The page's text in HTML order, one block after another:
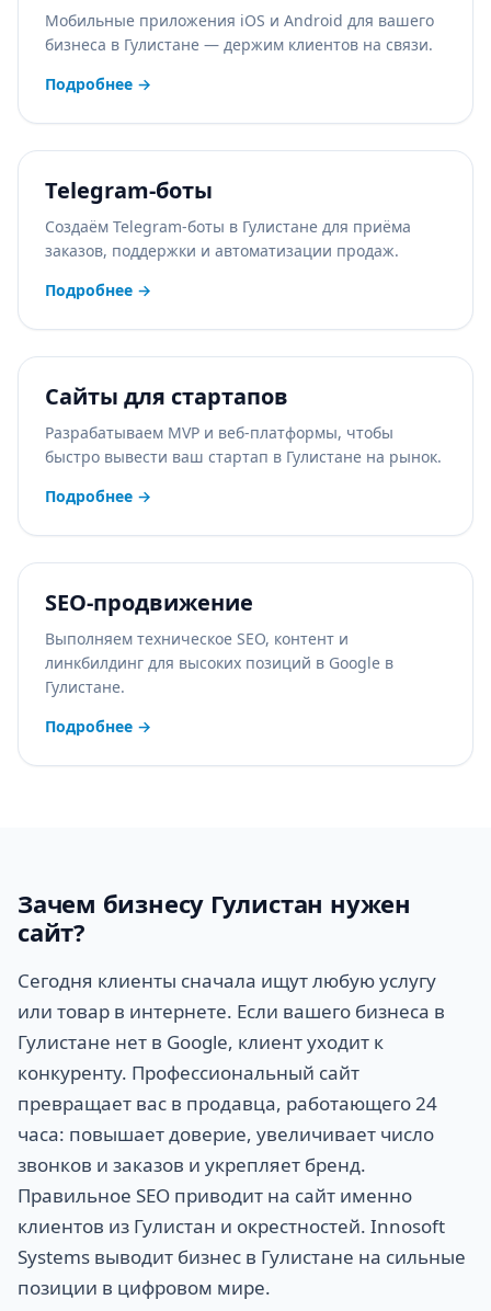
Мобильные приложения iOS и Android для вашего
бизнеса в Гулистане — держим клиентов на связи.
Подробнее →
Telegram-боты
Создаём Telegram-боты в Гулистане для приёма
заказов, поддержки и автоматизации продаж.
Подробнее →
Сайты для стартапов
Разрабатываем MVP и веб-платформы, чтобы
быстро вывести ваш стартап в Гулистане на рынок.
Подробнее →
SEO-продвижение
Выполняем техническое SEO, контент и
линкбилдинг для высоких позиций в Google в
Гулистане.
Подробнее →
Зачем бизнесу Гулистан нужен
сайт?
Сегодня клиенты сначала ищут любую услугу
или товар в интернете. Если вашего бизнеса в
Гулистане нет в Google, клиент уходит к
конкуренту. Профессиональный сайт
превращает вас в продавца, работающего 24
часа: повышает доверие, увеличивает число
звонков и заказов и укрепляет бренд.
Правильное SEO приводит на сайт именно
клиентов из Гулистан и окрестностей. Innosoft
Systems выводит бизнес в Гулистане на сильные
позиции в цифровом мире.